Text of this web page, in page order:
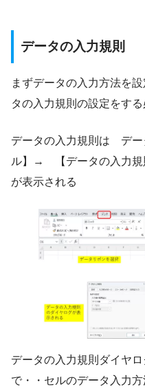
データの入力規則
まずデータの入力方法を
タの入力規則の設定をする
データの入力規則は デー
ル】→ 【データの入力
が表示される
データの入力規則ダイヤ
で・・セルのデータ入力